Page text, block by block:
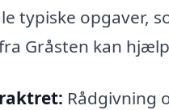
typiske opgaver,
Gråsten kan
Rådgivning